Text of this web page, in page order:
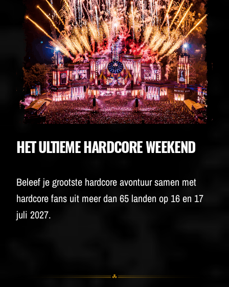
BUDWEISER
HET ULTIEME HARDCORE WEEKEND
Beleef je grootste hardcore avontuur samen met
hardcore fans uit meer dan 65 landen op 16 en 17
juli 2027.